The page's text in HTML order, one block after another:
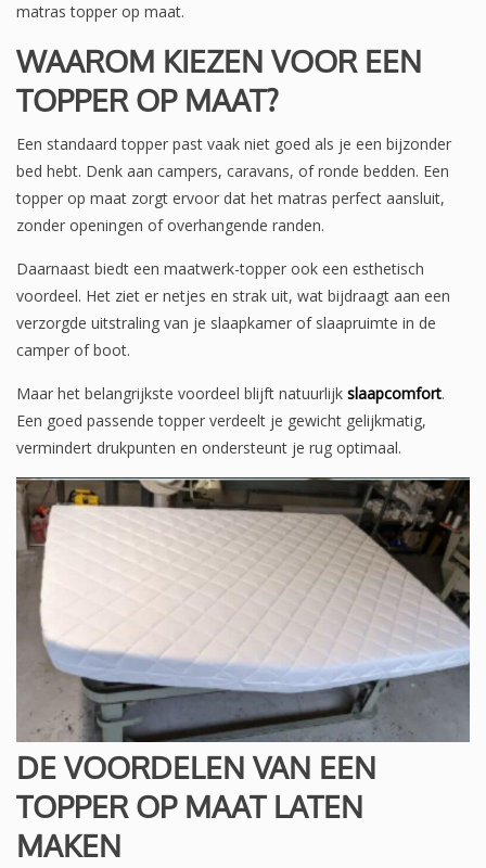
matras topper op maat.
WAAROM KIEZEN VOOR EEN
TOPPER OP MAAT?
Een standaard topper past vaak niet goed als je een bijzonder
bed hebt. Denk aan campers, caravans, of ronde bedden. Een
topper op maat zorgt ervoor dat het matras perfect aansluit,
zonder openingen of overhangende randen.
Daarnaast biedt een maatwerk-topper ook een esthetisch
voordeel. Het ziet er netjes en strak uit, wat bijdraagt aan een
verzorgde uitstraling van je slaapkamer of slaapruimte in de
camper of boot.
Maar het belangrijkste voordeel blijft natuurlijk slaapcomfort.
Een goed passende topper verdeelt je gewicht gelijkmatig,
vermindert drukpunten en ondersteunt je rug optimaal.
DE VOORDELEN VAN EEN
TOPPER OP MAAT LATEN
MAKEN